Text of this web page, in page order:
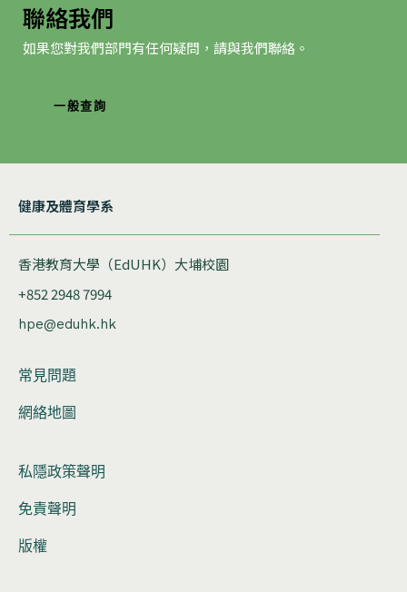
聯絡我們
如果您對我們部門有任何疑問，請與我們聯絡。
一般查詢
健康及體育學系
香港教育大學（EdUHK）大埔校園
+852 2948 7994
hpe@eduhk.hk
常見問題
網絡地圖
私隱政策聲明
免責聲明
版權